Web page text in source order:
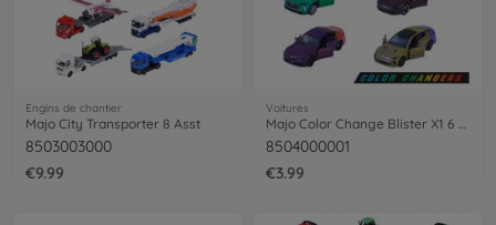
Engins de chantier
Majo City Transporter 8 Asst
8503003000
€9.99
Voitures
8504000001
€3.99